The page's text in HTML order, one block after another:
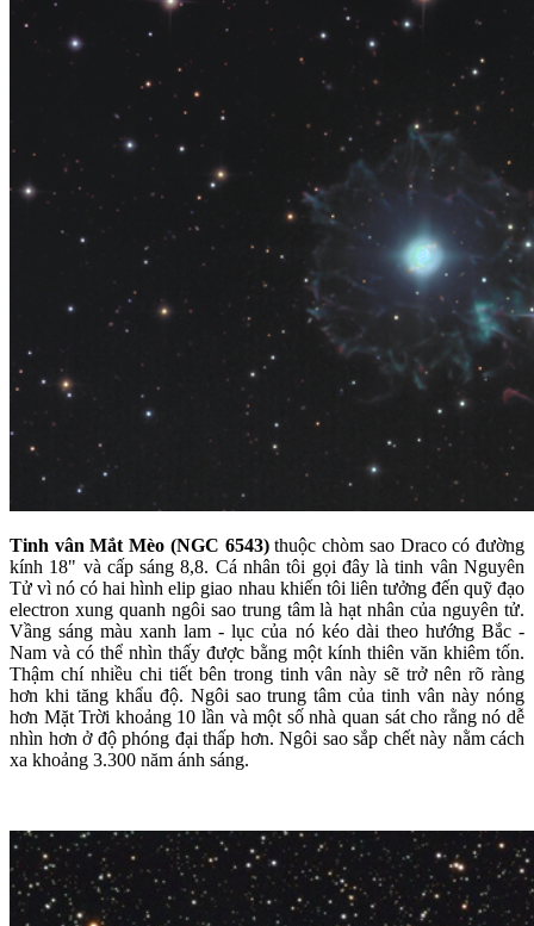
Tinh vân Mắt Mèo (NGC 6543)thuộc chòm sao Draco có đường
kính 18" và cấp sáng 8,8. Cá nhân tôi gọi đây là tinh vân Nguyên
Tử vì nó có hai hình elip giao nhau khiến tôi liên tưởng đến quỹ đạo
electron xung quanh ngôi sao trung tâm là hạt nhân của nguyên tử.
Vầng sáng màu xanh lam - lục của nó kéo dài theo hướng Bắc -
Nam và có thể nhìn thấy được bằng một kính thiên văn khiêm tốn.
Thậm chí nhiều chi tiết bên trong tinh vân này sẽ trở nên rõ ràng
hơn khi tăng khẩu độ. Ngôi sao trung tâm của tinh vân này nóng
hơn Mặt Trời khoảng 10 lần và một số nhà quan sát cho rằng nó dễ
nhìn hơn ở độ phóng đại thấp hơn. Ngôi sao sắp chết này nằm cách
xa khoảng 3.300 năm ánh sáng.